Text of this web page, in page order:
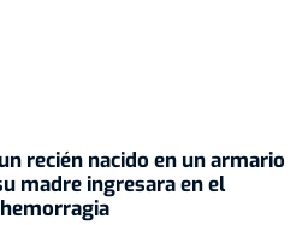
recién nacido en un armario
madre ingresara en el